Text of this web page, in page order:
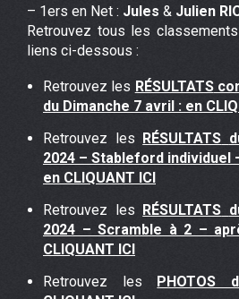
– 1ers en Net : Jules & Julien
Retrouvez tous les
liens ci-dessous :
Retrouvez les RÉSULTATS
du Dimanche 7 avril : en
Retrouvez les RÉSULTATS
2024 – Stableford individuel
en CLIQUANT ICI
Retrouvez les RÉSULTATS
2024 – Scramble à 2 –
CLIQUANT ICI
Retrouvez les